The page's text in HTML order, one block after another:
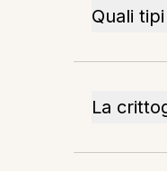
Quali
La